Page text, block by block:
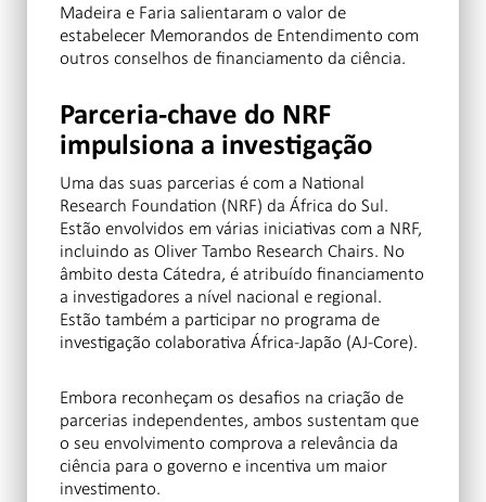
Madeira e Faria salientaram o valor de
estabelecer Memorandos de Entendimento com
outros conselhos de financiamento da ciência.
Parceria-chave do NRF
impulsiona a investigação
Uma das suas parcerias é com a National
Research Foundation (NRF) da África do Sul.
Estão envolvidos em várias iniciativas com a NRF,
incluindo as Oliver Tambo Research Chairs. No
âmbito desta Cátedra, é atribuído financiamento
a investigadores a nível nacional e regional.
Estão também a participar no programa de
investigação colaborativa África-Japão (AJ-Core).
Embora reconheçam os desafios na criação de
parcerias independentes, ambos sustentam que
o seu envolvimento comprova a relevância da
ciência para o governo e incentiva um maior
investimento.